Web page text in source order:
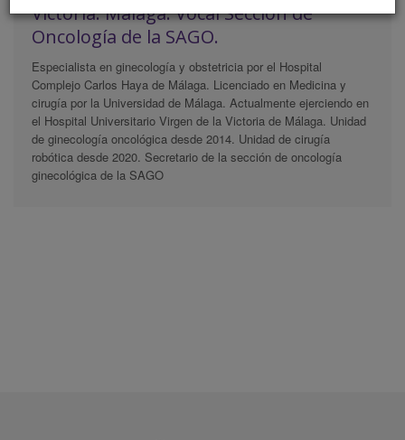
Victoria. Málaga. Vocal Sección de
Oncología de la SAGO.
Especialista en ginecología y obstetricia por el Hospital
Complejo Carlos Haya de Málaga. Licenciado en Medicina y
cirugía por la Universidad de Málaga. Actualmente ejerciendo en
el Hospital Universitario Virgen de la Victoria de Málaga. Unidad
de ginecología oncológica desde 2014. Unidad de cirugía
robótica desde 2020. Secretario de la sección de oncología
ginecológica de la SAGO